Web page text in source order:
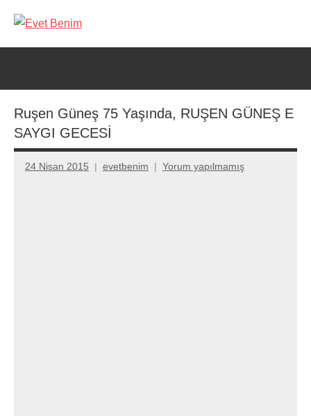
geç
Evet
Ruşen Güneş 75 Yaşında, RUŞEN GÜNEŞ E
SAYGI GECESİ
24 Nisan 2015 evetbenim Yorum yapılmamış